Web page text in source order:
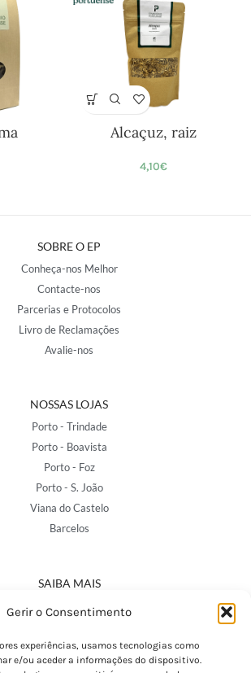
Gerir o Consentimento
experiências, usamos tecnologias como
e/ou aceder a informações do dispositivo.
Alcaçuz, raiz
4,10€
SOBRE O EP
Conheça-nos Melhor
Contacte-nos
Parcerias e Protocolos
Livro de Reclamações
Avalie-nos
NOSSAS LOJAS
Porto - Trindade
Porto - Boavista
Porto - Foz
Porto - S. João
Viana do Castelo
Barcelos
SAIBA MAIS
Política de Privacidade
Termos e Condições
Perguntas Frequentes